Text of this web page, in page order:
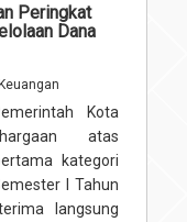
Peringkat
Dana
Kota
atas
kategori
I Tahun
langsung